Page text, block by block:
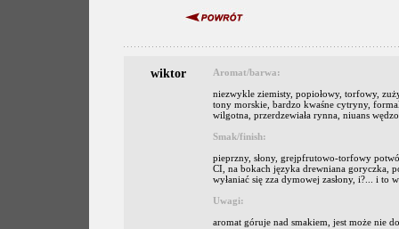
wiktor
Aromat/barwa:
niezwykle ziemisty, popiołowy, torfowy,
tony morskie, bardzo kwaśne cytryny,
wilgotna, przerdzewiała rynna, niuans
Smak/finish:
pieprzny, słony, grejpfrutowo-torfowy
CI, na bokach języka drewniana goryczka,
wyłaniać się zza dymowej zasłony, i?... i
Uwagi:
aromat góruje nad smakiem, jest może nie